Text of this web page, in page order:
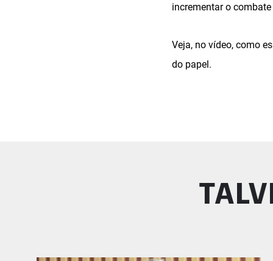
incrementar o
Veja, no vídeo, como
do papel.